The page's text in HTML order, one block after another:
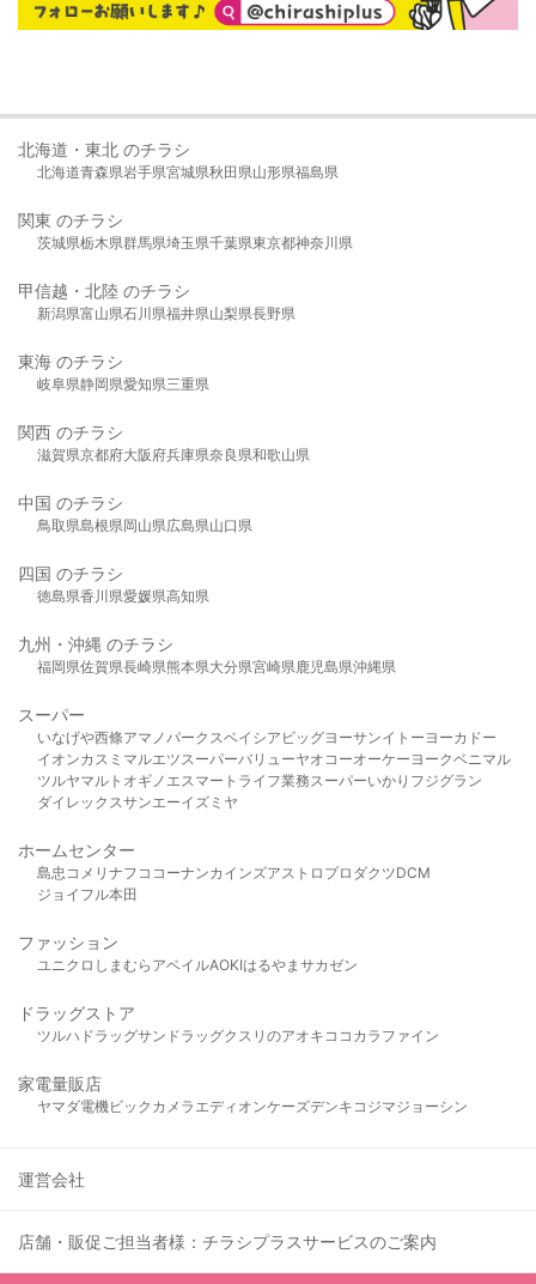
北海道・東北 のチラシ
北海道青森県岩手県宮城県秋田県山形県福島県
関東 のチラシ
茨城県栃木県群馬県埼玉県千葉県東京都神奈川県
甲信越・北陸 のチラシ
新潟県富山県石川県福井県山梨県長野県
東海 のチラシ
岐阜県静岡県愛知県三重県
関西 のチラシ
滋賀県京都府大阪府兵庫県奈良県和歌山県
中国 のチラシ
鳥取県島根県岡山県広島県山口県
四国 のチラシ
徳島県香川県愛媛県高知県
九州・沖縄 のチラシ
福岡県佐賀県長崎県熊本県大分県宮崎県鹿児島県沖縄県
スーパー
いなげや西條アマノパークスベイシア ビッグヨーサンイトーヨーカドー
イオンカスミ マルエツスーパーバリューヤオコーオーケー ヨークベニマル
ツルヤマルト オギノ エスマート ライフ業務スーパーいかり フジグラン
ダイレックスサンエーイズミヤ
ホームセンター
島忠 コメリ ナフコ コーナンカインズアストロプロダクツDCM
ジョイフル本田
ファッション
ユニクロ しまむら アベイルAOKIはるやま サカゼン
ドラッグストア
ツルハドラッグサンドラッグクスリのアオキ ココカラファイン
家電量販店
ヤマダ電機ビックカメラ エディオンケーズデンキ コジマジョーシン
運営会社
店舗・販促ご担当者様：チラシプラスサービスのご案内